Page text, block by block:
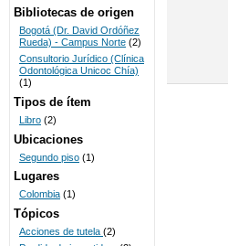
Bibliotecas de origen
Bogotá (Dr. David Ordóñez
Rueda) - Campus Norte (2)
Consultorio Jurídico (Clínica
Odontológica Unicoc Chía)
(1)
Tipos de ítem
Libro (2)
Ubicaciones
Segundo piso (1)
Lugares
Colombia (1)
Tópicos
Acciones de tutela (2)